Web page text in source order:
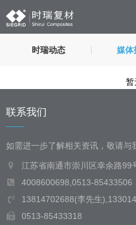
时瑞动态 媒体
暂
联系我们
如需进一步了解相关资讯，敬请与
江苏省南通市崇川区幸余路99
4008600698,0513-85433506
13814702688(李先生
0513-85433318